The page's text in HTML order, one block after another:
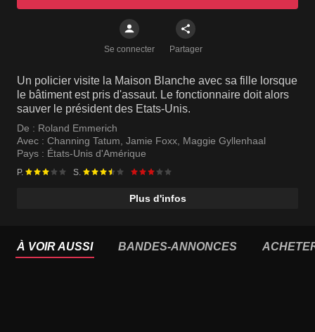
Se connecter Partager
Un policier visite la Maison Blanche avec sa fille lorsque
le bâtiment est pris d'assaut. Le fonctionnaire doit alors
sauver le président des Etats-Unis.
De : Roland Emmerich
Avec : Channing Tatum Jamie Foxx Maggie Gyllenhaal
Pays : États-Unis d'Amérique
P. S.
Plus d'infos
À VOIR AUSSI BANDES-ANNONCES